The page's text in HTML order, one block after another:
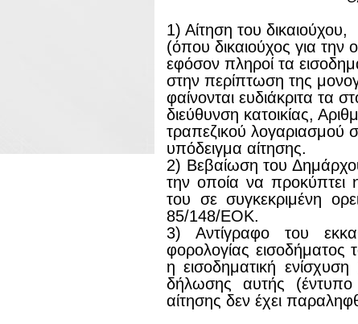
1) Αίτηση του δικαιούχου,
(όπου δικαιούχος για την
εφόσον πληροί τα
στην περίπτωση της
φαίνονται ευδιάκριτα τα
διεύθυνση κατοικίας,
τραπεζικού λογαριασμού
υπόδειγμα αίτησης.
2) Βεβαίωση του
την οποία να προκύπτει
του σε συγκεκριμένη
85/148/ΕΟΚ.
3) Αντίγραφο του
φορολογίας εισοδήματος
η εισοδηματική
δήλωσης αυτής
αίτησης δεν έχει